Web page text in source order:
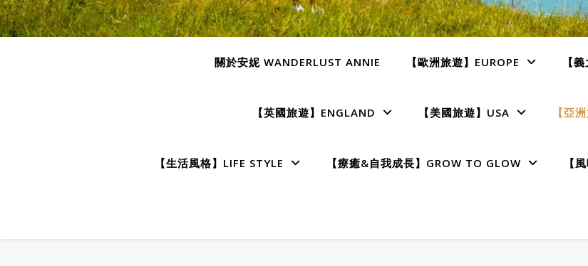
關於安妮 WANDERLUST ANNIE 【歐洲旅遊】EUROPE 【
【英國旅遊】ENGLAND 【美國旅遊】USA 【亞
【生活風格】LIFE STYLE 【療癒&自我成長】GROW TO GLOW 【